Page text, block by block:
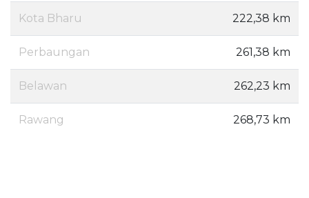
Kota Bharu 222,38 km
Perbaungan 261,38 km
Belawan 262,23 km
Rawang 268,73 km